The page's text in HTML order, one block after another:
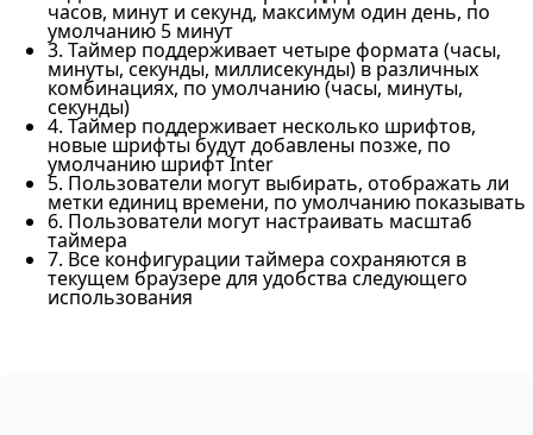
часов, минут и секунд, максимум один день, по
умолчанию 5 минут
3. Таймер поддерживает четыре формата (часы,
минуты, секунды, миллисекунды) в различных
комбинациях, по умолчанию (часы, минуты,
секунды)
4. Таймер поддерживает несколько шрифтов,
новые шрифты будут добавлены позже, по
умолчанию шрифт Inter
5. Пользователи могут выбирать, отображать ли
метки единиц времени, по умолчанию показывать
6. Пользователи могут настраивать масштаб
таймера
7. Все конфигурации таймера сохраняются в
текущем браузере для удобства следующего
использования